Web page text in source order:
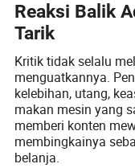
Reaksi Balik
Tarik
Kritik tidak selalu
menguatkannya.
kelebihan, utang,
makan mesin yang
memberi konten
membingkainya
belanja.